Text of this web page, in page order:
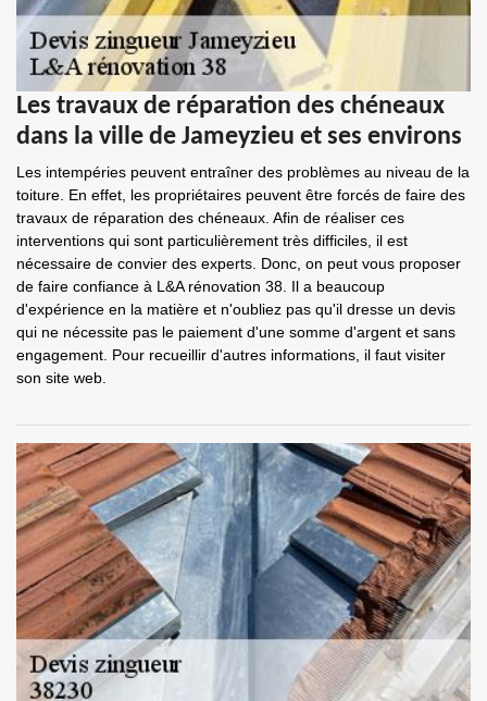
Les travaux de réparation des chéneaux
dans la ville de Jameyzieu et ses environs
Les intempéries peuvent entraîner des problèmes au niveau de la
toiture. En effet, les propriétaires peuvent être forcés de faire des
travaux de réparation des chéneaux. Afin de réaliser ces
interventions qui sont particulièrement très difficiles, il est
nécessaire de convier des experts. Donc, on peut vous proposer
de faire confiance à L&A rénovation 38. Il a beaucoup
d'expérience en la matière et n'oubliez pas qu'il dresse un devis
qui ne nécessite pas le paiement d'une somme d'argent et sans
engagement. Pour recueillir d'autres informations, il faut visiter
son site web.